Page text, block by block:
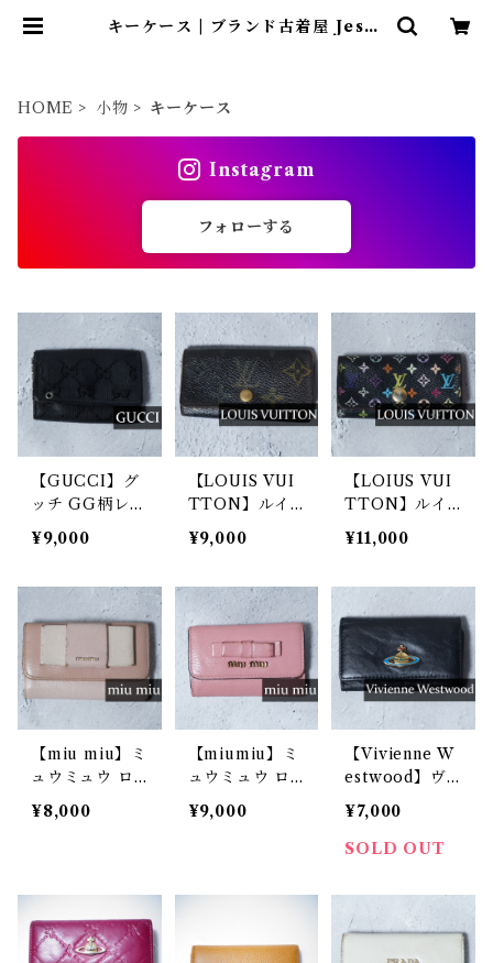
キーケース | ブランド古着屋 Jesus
HOME 小物 キーケース
Instagram
フォローする
【GUCCI】グ
ッチ GG柄レザ
ーキーケース b
lack
¥9,000
【LOUIS VUI
TTON】ルイ
ヴィトン モノ
グラムレザーキ
¥9,000
【LOIUS VUI
TTON】ルイ
ヴィトン モノ
グラム・マルチ
ケース black
¥11,000
【miu miu】ミ
ュウミュウ ロ
ゴ入レザーキー
ケース pink
¥8,000
【miumiu】ミ
ュウミュウ ロ
ゴ入・リボンレ
ザーキーケース
¥9,000
【Vivienne W
estwood】ヴ
ィヴィアンウエ
ストウッド オ
ーブロゴレザー
ck
¥7,000
SOLD OUT